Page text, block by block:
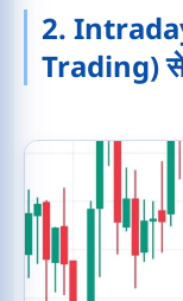
2.
Trading) से